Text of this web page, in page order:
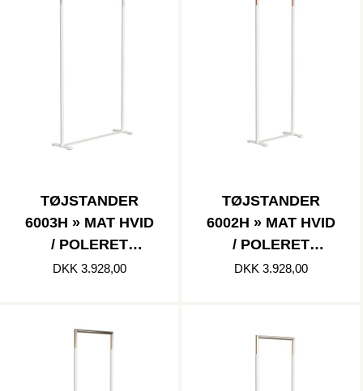
TØJSTANDER
6003H » MAT HVID
/ POLERET
RUSTFRI
DKK 3.928,00
TØJSTANDER
6002H » MAT HVID
/ POLERET
KOBBER
DKK 3.928,00